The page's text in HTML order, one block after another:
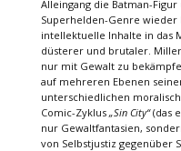
Alleingang die Batman-
Superhelden-Genre
intellektuelle Inhalte in das
düsterer und brutaler.
nur mit Gewalt zu
auf mehreren Ebenen
unterschiedlichen
Comic-Zyklus „Sin City“(das
nur Gewaltfantasien,
von Selbstjustiz gegenüber